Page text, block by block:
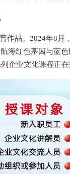
作品。2024年8
海红色基因与蓝
企业文化课程正